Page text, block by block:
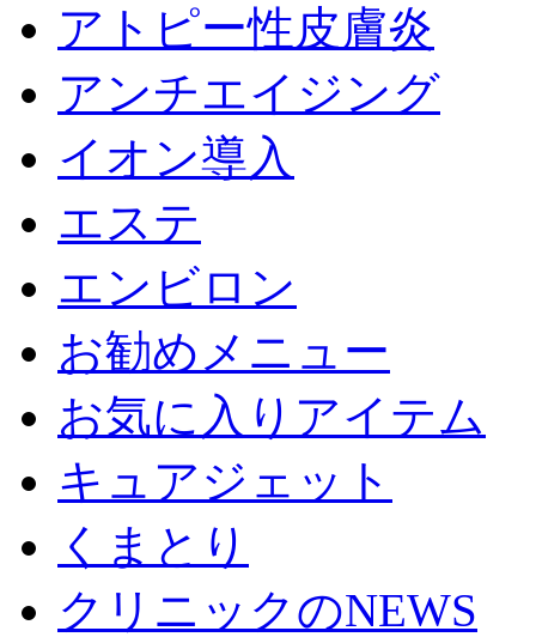
アトピー性皮膚炎
アンチエイジング
イオン導入
エステ
エンビロン
お勧めメニュー
お気に入りアイテム
キュアジェット
くまとり
クリニックのNEWS